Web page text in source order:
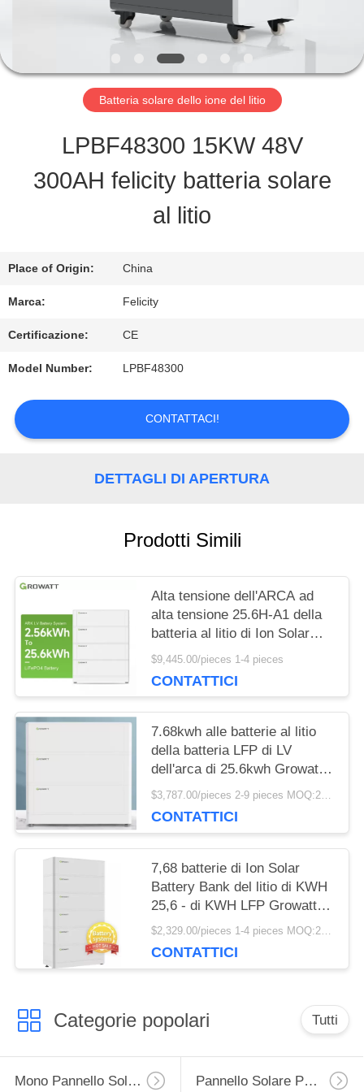
CONTROLLO
QUALITÀ
PREVENTIVO
SITO
PRIVACY
Batteria solare dello ione del litio
LPBF48300 15KW 48V
300AH felicity batteria solare
al litio
Place of Origin: China
Marca: Felicity
Certificazione: CE
Model Number: LPBF48300
CONTATTACI!
DETTAGLI DI APERTURA
Prodotti Simili
Alta tensione dell'ARCA ad
alta tensione 25.6H-A1 della
batteria al litio di Ion Solar
Battery LFP 25.6kwh Growatt
del litio dell'ARCA 48v
$9,445.00/pieces 1-4 pieces
CONTATTICI
7.68kwh alle batterie al litio
della batteria LFP di LV
dell'arca di 25.6kwh Growatt
per stoccaggio di energia
$3,787.00/pieces 2-9 pieces MOQ:2 pezzi
CONTATTICI
7,68 batterie di Ion Solar
Battery Bank del litio di KWH
25,6 - di KWH LFP Growatt
dell'arca
$2,329.00/pieces 1-4 pieces MOQ:2 pezzi
CONTATTICI
Categorie popolari Tutti
Mono Pannello Solare Pannello Solare Policristallino